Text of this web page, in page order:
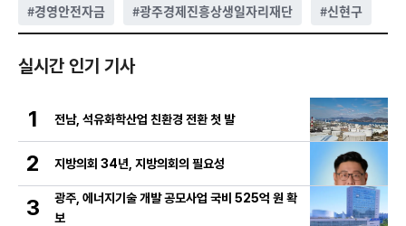
#경영안전자금 #광주경제진흥상생일자리재단 #신현구
실시간 인기 기사
1 전남, 석유화학산업 친환경 전환 첫 발
2 지방의회 34년, 지방의회의 필요성
3
광주, 에너지기술 개발 공모사업 국비 525억 원 확
보